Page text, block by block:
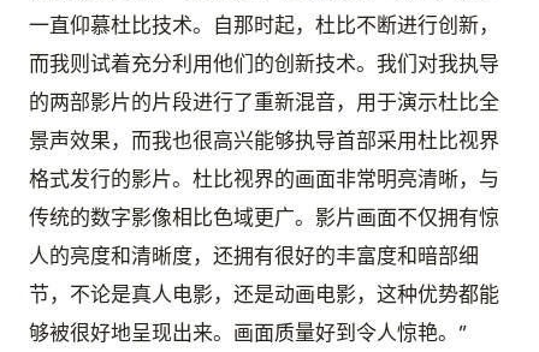
一直仰慕杜比技术。自那时起，杜比不断进行创新，
而我则试着充分利用他们的创新技术。我们对我执导
的两部影片的片段进行了重新混音，用于演示杜比全
景声效果，而我也很高兴能够执导首部采用杜比视界
格式发行的影片。杜比视界的画面非常明亮清晰，与
传统的数字影像相比色域更广。影片画面不仅拥有惊
人的亮度和清晰度，还拥有很好的丰富度和暗部细
节，不论是真人电影，还是动画电影，这种优势都能
够被很好地呈现出来。画面质量好到令人惊艳。”